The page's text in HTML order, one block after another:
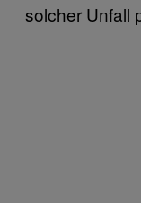
solcher Unfall